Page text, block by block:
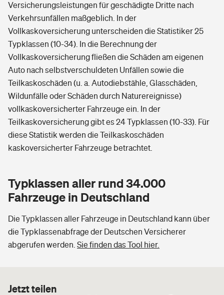
Versicherungsleistungen für geschädigte Dritte nach
Verkehrsunfällen maßgeblich. In der
Vollkaskoversicherung unterscheiden die Statistiker 25
Typklassen (10-34). In die Berechnung der
Vollkaskoversicherung fließen die Schäden am eigenen
Auto nach selbstverschuldeten Unfällen sowie die
Teilkaskoschäden (u. a. Autodiebstähle, Glasschäden,
Wildunfälle oder Schäden durch Naturereignisse)
vollkaskoversicherter Fahrzeuge ein. In der
Teilkaskoversicherung gibt es 24 Typklassen (10-33). Für
diese Statistik werden die Teilkaskoschäden
kaskoversicherter Fahrzeuge betrachtet.
Typklassen aller rund 34.000
Fahrzeuge in Deutschland
Die Typklassen aller Fahrzeuge in Deutschland kann über
die Typklassenabfrage der Deutschen Versicherer
abgerufen werden. Sie finden das Tool hier.
Jetzt teilen